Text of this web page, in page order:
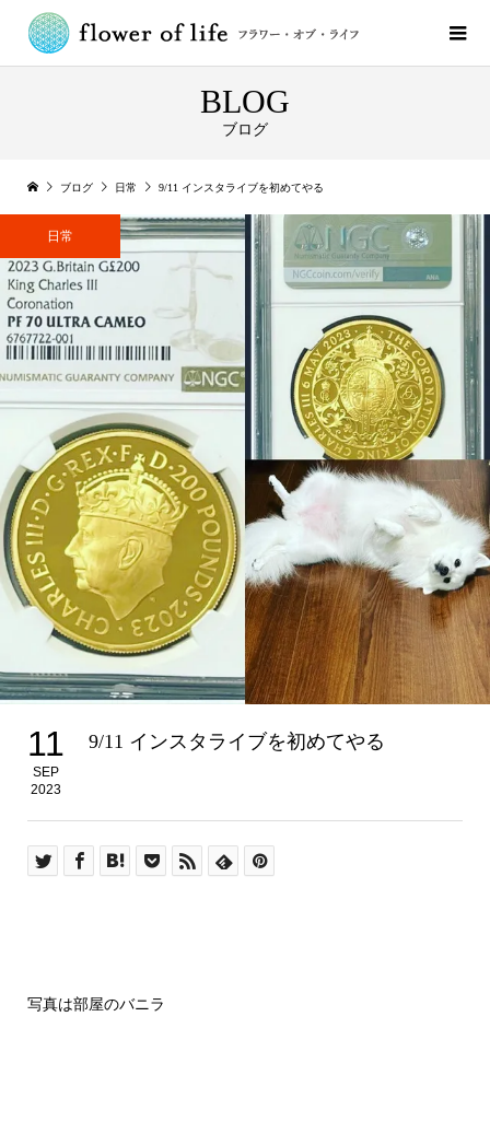
BLOG
ブログ
ブログ 日常 9/11 インスタライブを初めてやる
日常
11
SEP
2023
9/11 インスタライブを初めてやる
写真は部屋のバニラ